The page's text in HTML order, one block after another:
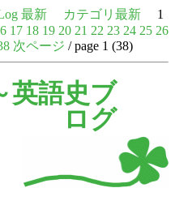
最新 カテゴリ最新 1
17 18 19 20 21 22 23 24 25 26
次ページ / page 1 (38)
英語史ブ
ログ